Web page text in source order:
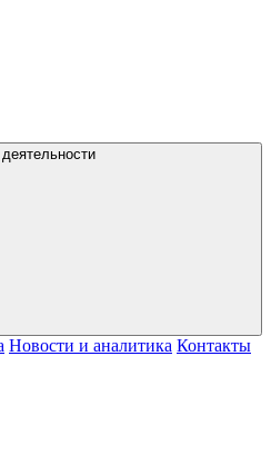
Новости и аналитика Контакты